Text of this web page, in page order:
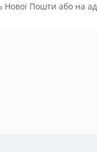
Нової Пошти або на